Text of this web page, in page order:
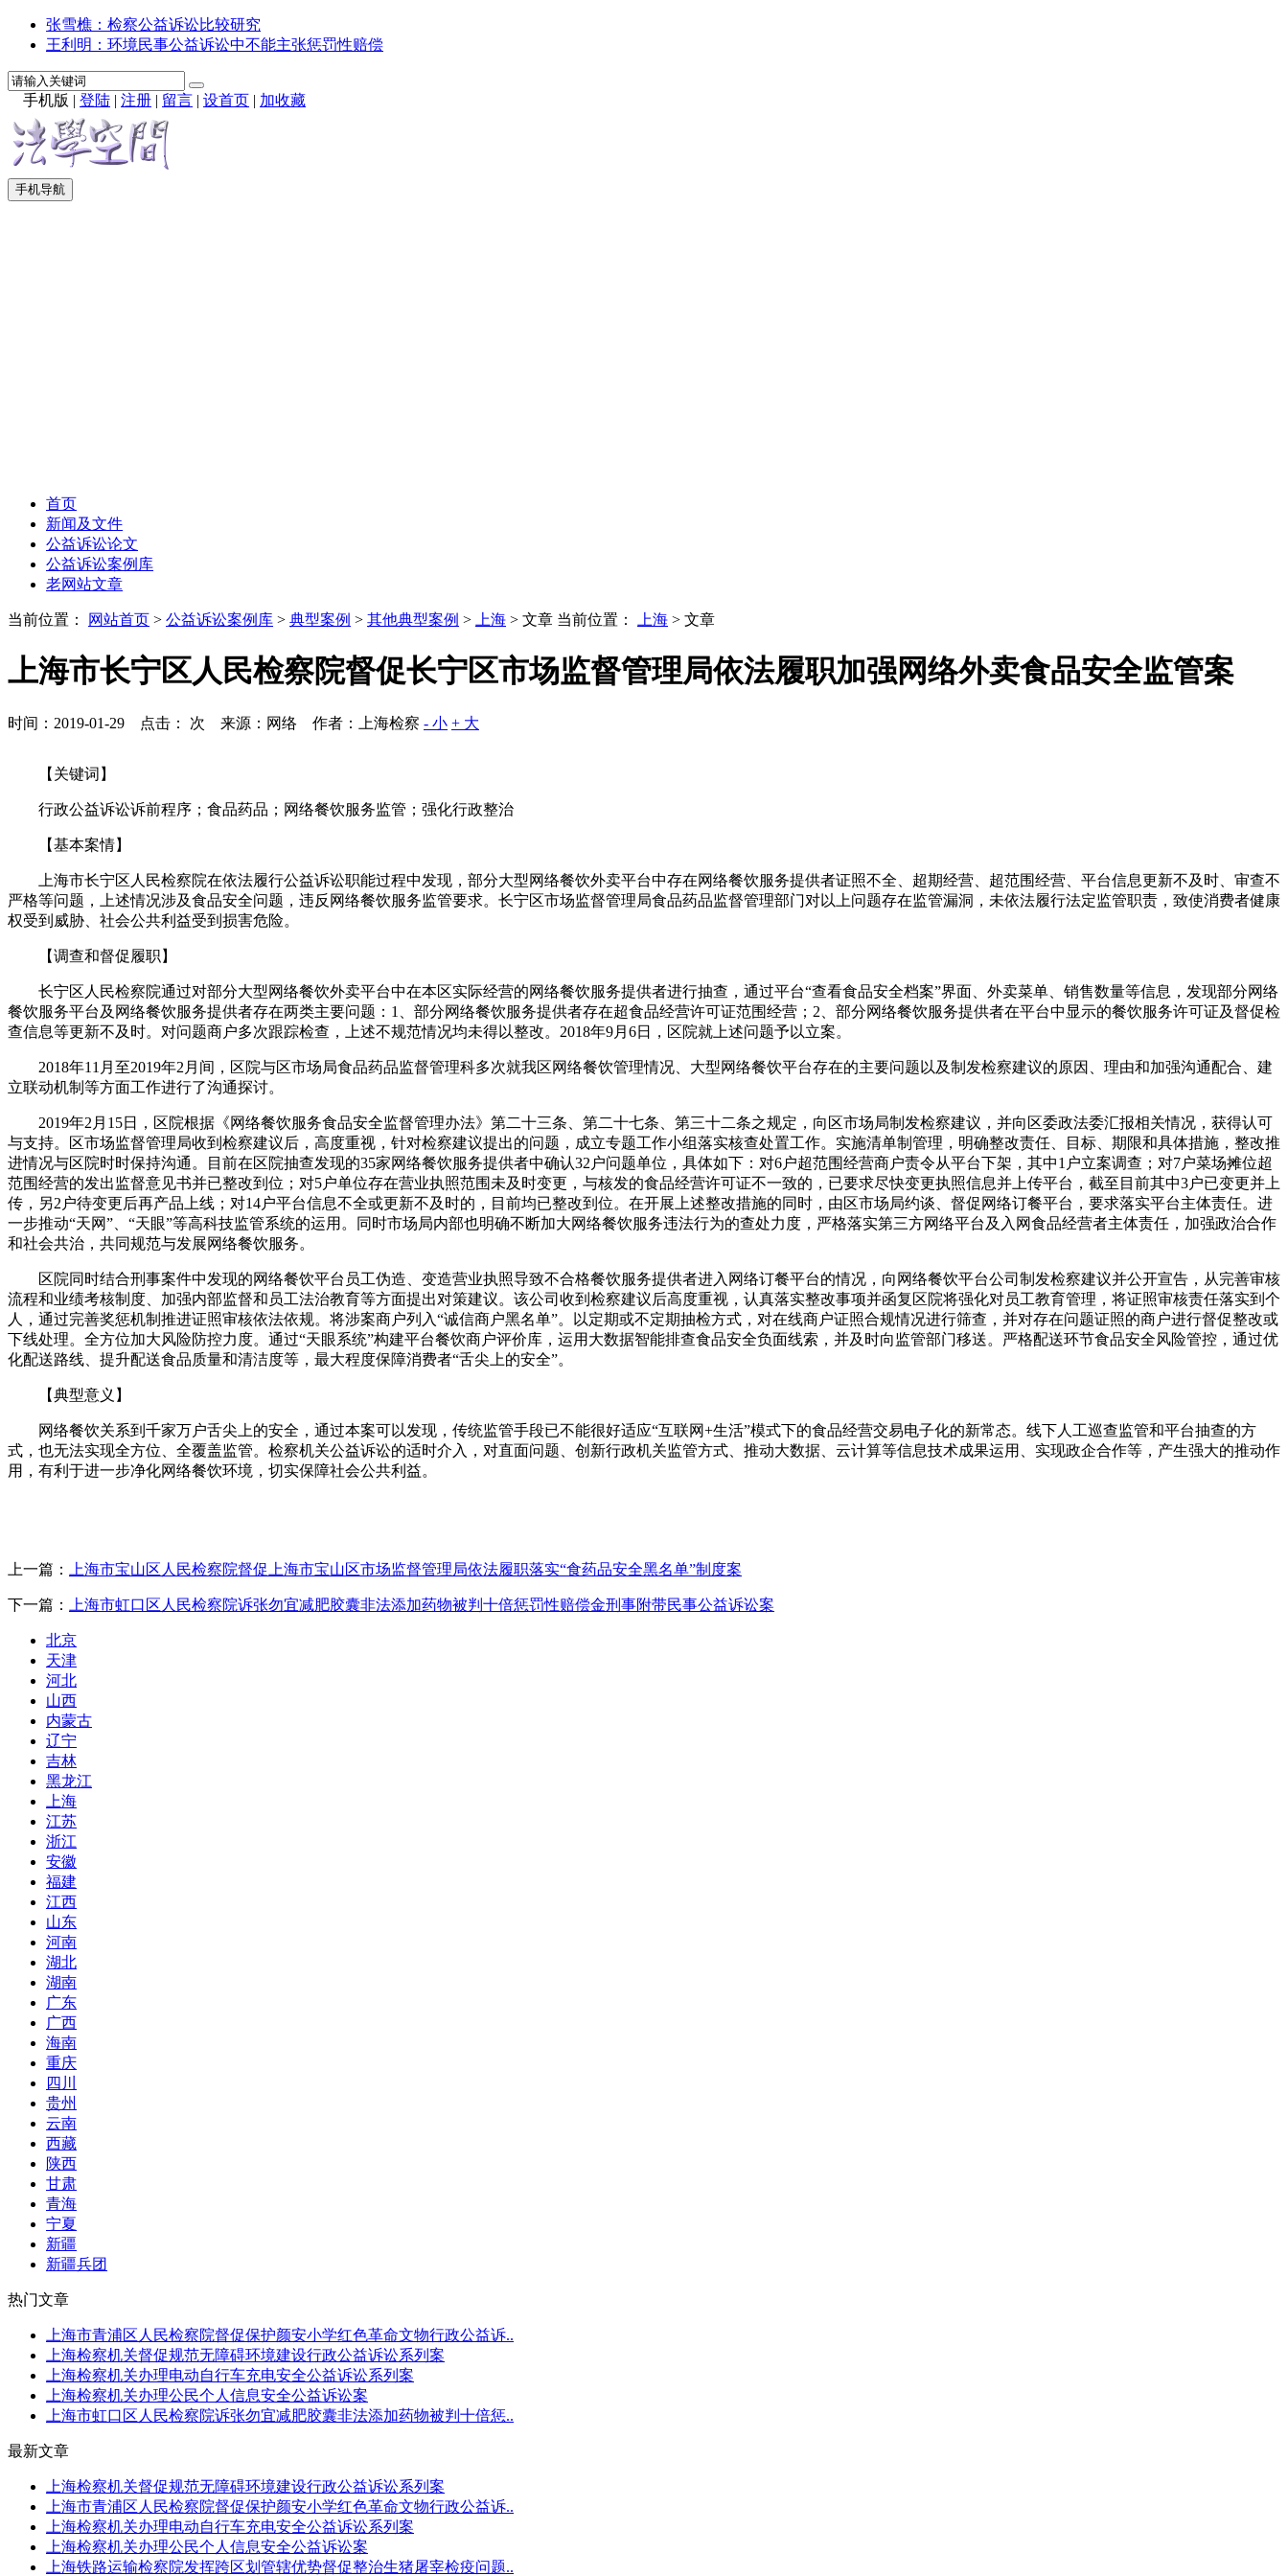
张雪樵：检察公益诉讼比较研究
王利明：环境民事公益诉讼中不能主张惩罚性赔偿
手机版 | 登陆 | 注册 | 留言 | 设首页 | 加收藏
手机导航
首页
新闻及文件
公益诉讼论文
公益诉讼案例库
老网站文章
当前位置： 网站首页 > 公益诉讼案例库 > 典型案例 > 其他典型案例 > 上海 > 文章 当前位置： 上海 > 文章
上海市长宁区人民检察院督促长宁区市场监督管理局依法履职加强网络外卖食品安全监管案
时间：2019-01-29 点击： 次 来源：网络 作者：上海检察 - 小 + 大
【关键词】
行政公益诉讼诉前程序；食品药品；网络餐饮服务监管；强化行政整治
【基本案情】
上海市长宁区人民检察院在依法履行公益诉讼职能过程中发现，部分大型网络餐饮外卖平台中存在网络餐饮服务提供者证照不全、超期经营、超范围经营、平台信息更新不及时、审查不
严格等问题，上述情况涉及食品安全问题，违反网络餐饮服务监管要求。长宁区市场监督管理局食品药品监督管理部门对以上问题存在监管漏洞，未依法履行法定监管职责，致使消费者健康
权受到威胁、社会公共利益受到损害危险。
【调查和督促履职】
长宁区人民检察院通过对部分大型网络餐饮外卖平台中在本区实际经营的网络餐饮服务提供者进行抽查，通过平台“查看食品安全档案”界面、外卖菜单、销售数量等信息，发现部分网络
餐饮服务平台及网络餐饮服务提供者存在两类主要问题：1、部分网络餐饮服务提供者存在超食品经营许可证范围经营；2、部分网络餐饮服务提供者在平台中显示的餐饮服务许可证及督促检
查信息等更新不及时。对问题商户多次跟踪检查，上述不规范情况均未得以整改。2018年9月6日，区院就上述问题予以立案。
2018年11月至2019年2月间，区院与区市场局食品药品监督管理科多次就我区网络餐饮管理情况、大型网络餐饮平台存在的主要问题以及制发检察建议的原因、理由和加强沟通配合、建
立联动机制等方面工作进行了沟通探讨。
2019年2月15日，区院根据《网络餐饮服务食品安全监督管理办法》第二十三条、第二十七条、第三十二条之规定，向区市场局制发检察建议，并向区委政法委汇报相关情况，获得认可
与支持。区市场监督管理局收到检察建议后，高度重视，针对检察建议提出的问题，成立专题工作小组落实核查处置工作。实施清单制管理，明确整改责任、目标、期限和具体措施，整改推
进情况与区院时时保持沟通。目前在区院抽查发现的35家网络餐饮服务提供者中确认32户问题单位，具体如下：对6户超范围经营商户责令从平台下架，其中1户立案调查；对7户菜场摊位超
范围经营的发出监督意见书并已整改到位；对5户单位存在营业执照范围未及时变更，与核发的食品经营许可证不一致的，已要求尽快变更执照信息并上传平台，截至目前其中3户已变更并上
传，另2户待变更后再产品上线；对14户平台信息不全或更新不及时的，目前均已整改到位。在开展上述整改措施的同时，由区市场局约谈、督促网络订餐平台，要求落实平台主体责任。进
一步推动“天网”、“天眼”等高科技监管系统的运用。同时市场局内部也明确不断加大网络餐饮服务违法行为的查处力度，严格落实第三方网络平台及入网食品经营者主体责任，加强政治合作
和社会共治，共同规范与发展网络餐饮服务。
区院同时结合刑事案件中发现的网络餐饮平台员工伪造、变造营业执照导致不合格餐饮服务提供者进入网络订餐平台的情况，向网络餐饮平台公司制发检察建议并公开宣告，从完善审核
流程和业绩考核制度、加强内部监督和员工法治教育等方面提出对策建议。该公司收到检察建议后高度重视，认真落实整改事项并函复区院将强化对员工教育管理，将证照审核责任落实到个
人，通过完善奖惩机制推进证照审核依法依规。将涉案商户列入“诚信商户黑名单”。以定期或不定期抽检方式，对在线商户证照合规情况进行筛查，并对存在问题证照的商户进行督促整改或
下线处理。全方位加大风险防控力度。通过“天眼系统”构建平台餐饮商户评价库，运用大数据智能排查食品安全负面线索，并及时向监管部门移送。严格配送环节食品安全风险管控，通过优
化配送路线、提升配送食品质量和清洁度等，最大程度保障消费者“舌尖上的安全”。
【典型意义】
网络餐饮关系到千家万户舌尖上的安全，通过本案可以发现，传统监管手段已不能很好适应“互联网+生活”模式下的食品经营交易电子化的新常态。线下人工巡查监管和平台抽查的方
式，也无法实现全方位、全覆盖监管。检察机关公益诉讼的适时介入，对直面问题、创新行政机关监管方式、推动大数据、云计算等信息技术成果运用、实现政企合作等，产生强大的推动作
用，有利于进一步净化网络餐饮环境，切实保障社会公共利益。
上一篇： 上海市宝山区人民检察院督促上海市宝山区市场监督管理局依法履职落实“食药品安全黑名单”制度案
下一篇： 上海市虹口区人民检察院诉张勿宜减肥胶囊非法添加药物被判十倍惩罚性赔偿金刑事附带民事公益诉讼案
北京
天津
河北
山西
内蒙古
辽宁
吉林
黑龙江
上海
江苏
浙江
安徽
福建
江西
山东
河南
湖北
湖南
广东
广西
海南
重庆
四川
贵州
云南
西藏
陕西
甘肃
青海
宁夏
新疆
新疆兵团
热门文章
上海市青浦区人民检察院督促保护颜安小学红色革命文物行政公益诉..
上海检察机关督促规范无障碍环境建设行政公益诉讼系列案
上海检察机关办理电动自行车充电安全公益诉讼系列案
上海检察机关办理公民个人信息安全公益诉讼案
上海市虹口区人民检察院诉张勿宜减肥胶囊非法添加药物被判十倍惩..
最新文章
上海检察机关督促规范无障碍环境建设行政公益诉讼系列案
上海市青浦区人民检察院督促保护颜安小学红色革命文物行政公益诉..
上海检察机关办理电动自行车充电安全公益诉讼系列案
上海检察机关办理公民个人信息安全公益诉讼案
上海铁路运输检察院发挥跨区划管辖优势督促整治生猪屠宰检疫问题..